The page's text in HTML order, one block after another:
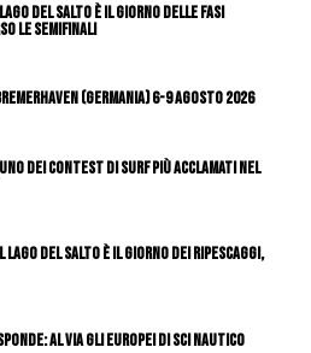
del Salto è il giorno delle fasi
le semifinali
(Germania) 6-9 agosto 2026
uno dei contest di surf più acclamati nel
Lago del Salto è il giorno dei ripescaggi,
al via gli Europei di Sci Nautico